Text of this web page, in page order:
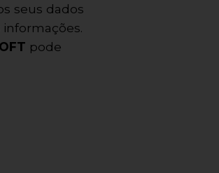
seus dados
pode